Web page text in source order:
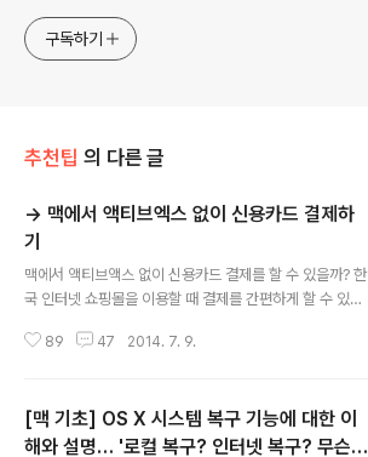
구독하기
추천팁 의 다른 글
→ 맥에서 액티브엑스 없이 신용카드 결제하
기
맥에서 액티브액스 없이 신용카드 결제를 할 수 있을까? 한
국 인터넷 쇼핑몰을 이용할 때 결제를 간편하게 할 수 있는
을 사용하는 사람이라면 공인인증서와 액티브엑스에 대해
수 없기 때문이다. 그래서 국내 맥 사용자들은 인터넷 결제
를 할 때면 부트캠프나 패러렐즈를 이용해야 하는 불편이
89 47 2014. 7. 9.
[맥 기초] OS X 시스템 복구 기능에 대한 이
해와 설명… '로컬 복구? 인터넷 복구? 무슨